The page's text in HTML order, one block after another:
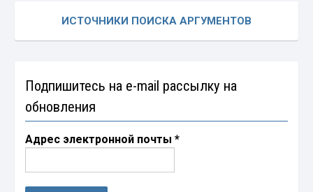
ИСТОЧНИКИ ПОИСКА АРГУМЕНТОВ
Подпишитесь на e-mail рассылку на
обновления
Адрес электронной почты*